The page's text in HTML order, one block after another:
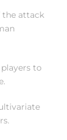
the attack
to